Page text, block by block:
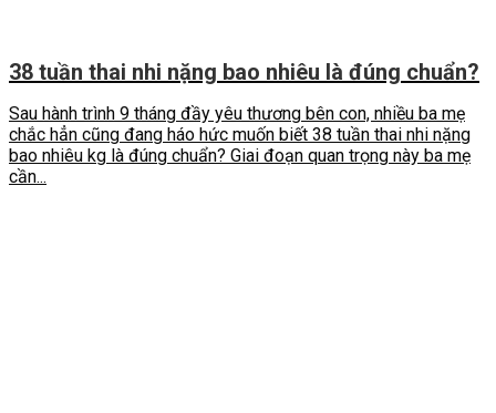
38 tuần thai nhi nặng bao nhiêu là đúng chuẩn?
Sau hành trình 9 tháng đầy yêu thương bên con, nhiều ba mẹ
chắc hẳn cũng đang háo hức muốn biết 38 tuần thai nhi nặng
bao nhiêu kg là đúng chuẩn? Giai đoạn quan trọng này ba mẹ
cần...